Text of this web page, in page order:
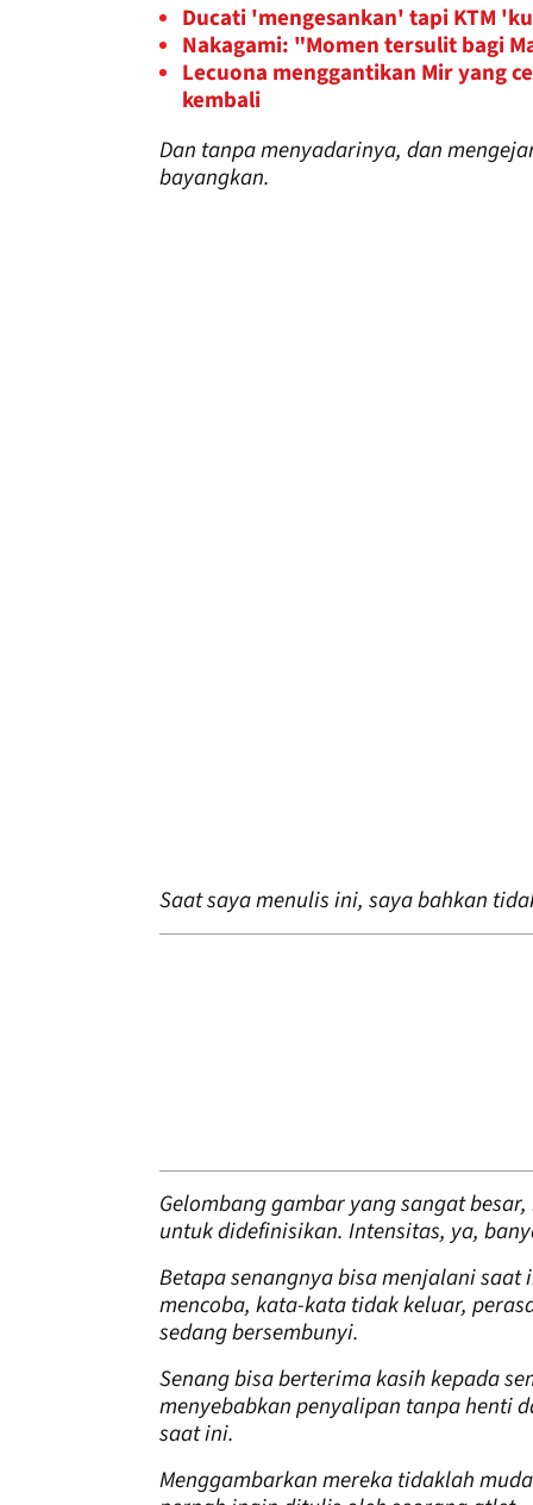
Ducati 'mengesankan' tapi KTM
Nakagami: "Momen tersulit bagi
Lecuona menggantikan Mir yang
kembali
Dan tanpa menyadarinya, dan
bayangkan.
Saat saya menulis ini, saya bahkan
Gelombang gambar yang sangat
untuk didefinisikan. Intensitas, ya,
Betapa senangnya bisa menjalani
mencoba, kata-kata tidak keluar,
sedang bersembunyi.
Senang bisa berterima kasih kepada
menyebabkan penyalipan tanpa henti
saat ini.
Menggambarkan mereka tidaklah